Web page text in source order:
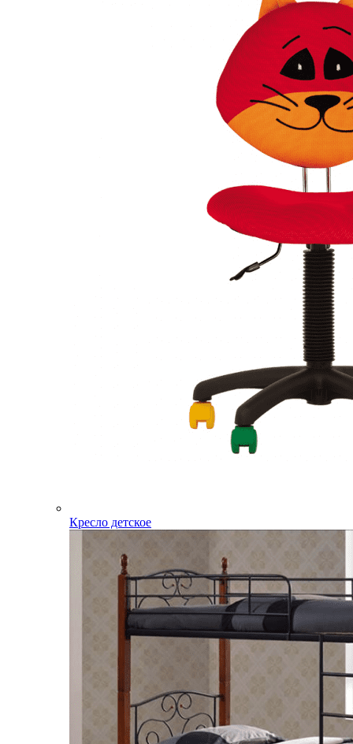
Кресло детское